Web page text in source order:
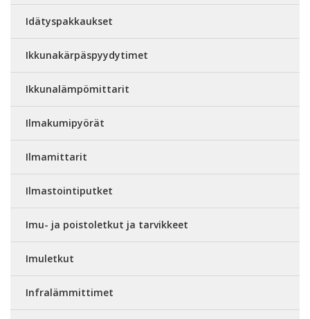
Idätyspakkaukset
Ikkunakärpäspyydytimet
Ikkunalämpömittarit
Ilmakumipyörät
Ilmamittarit
Ilmastointiputket
Imu- ja poistoletkut ja tarvikkeet
Imuletkut
Infralämmittimet